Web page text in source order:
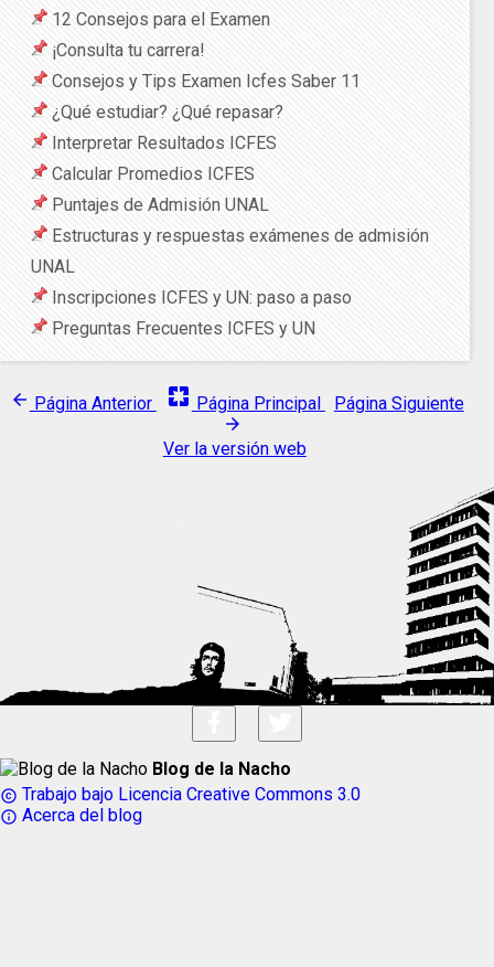
12 Consejos para el Examen
¡Consulta tu carrera!
Consejos y Tips Examen Icfes Saber 11
¿Qué estudiar? ¿Qué repasar?
Interpretar Resultados ICFES
Calcular Promedios ICFES
Puntajes de Admisión UNAL
Estructuras y respuestas exámenes de admisión
UNAL
Inscripciones ICFES y UN: paso a paso
Preguntas Frecuentes ICFES y UN
arrow_back Página Anterior pages Página Principal Página Siguiente
arrow_forward
Ver la versión web
Blog de la Nacho
copyright Trabajo bajo Licencia Creative Commons 3.0
info_outline Acerca del blog